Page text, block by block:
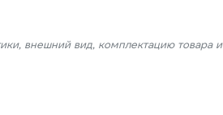
внешний вид, комплектацию товара и